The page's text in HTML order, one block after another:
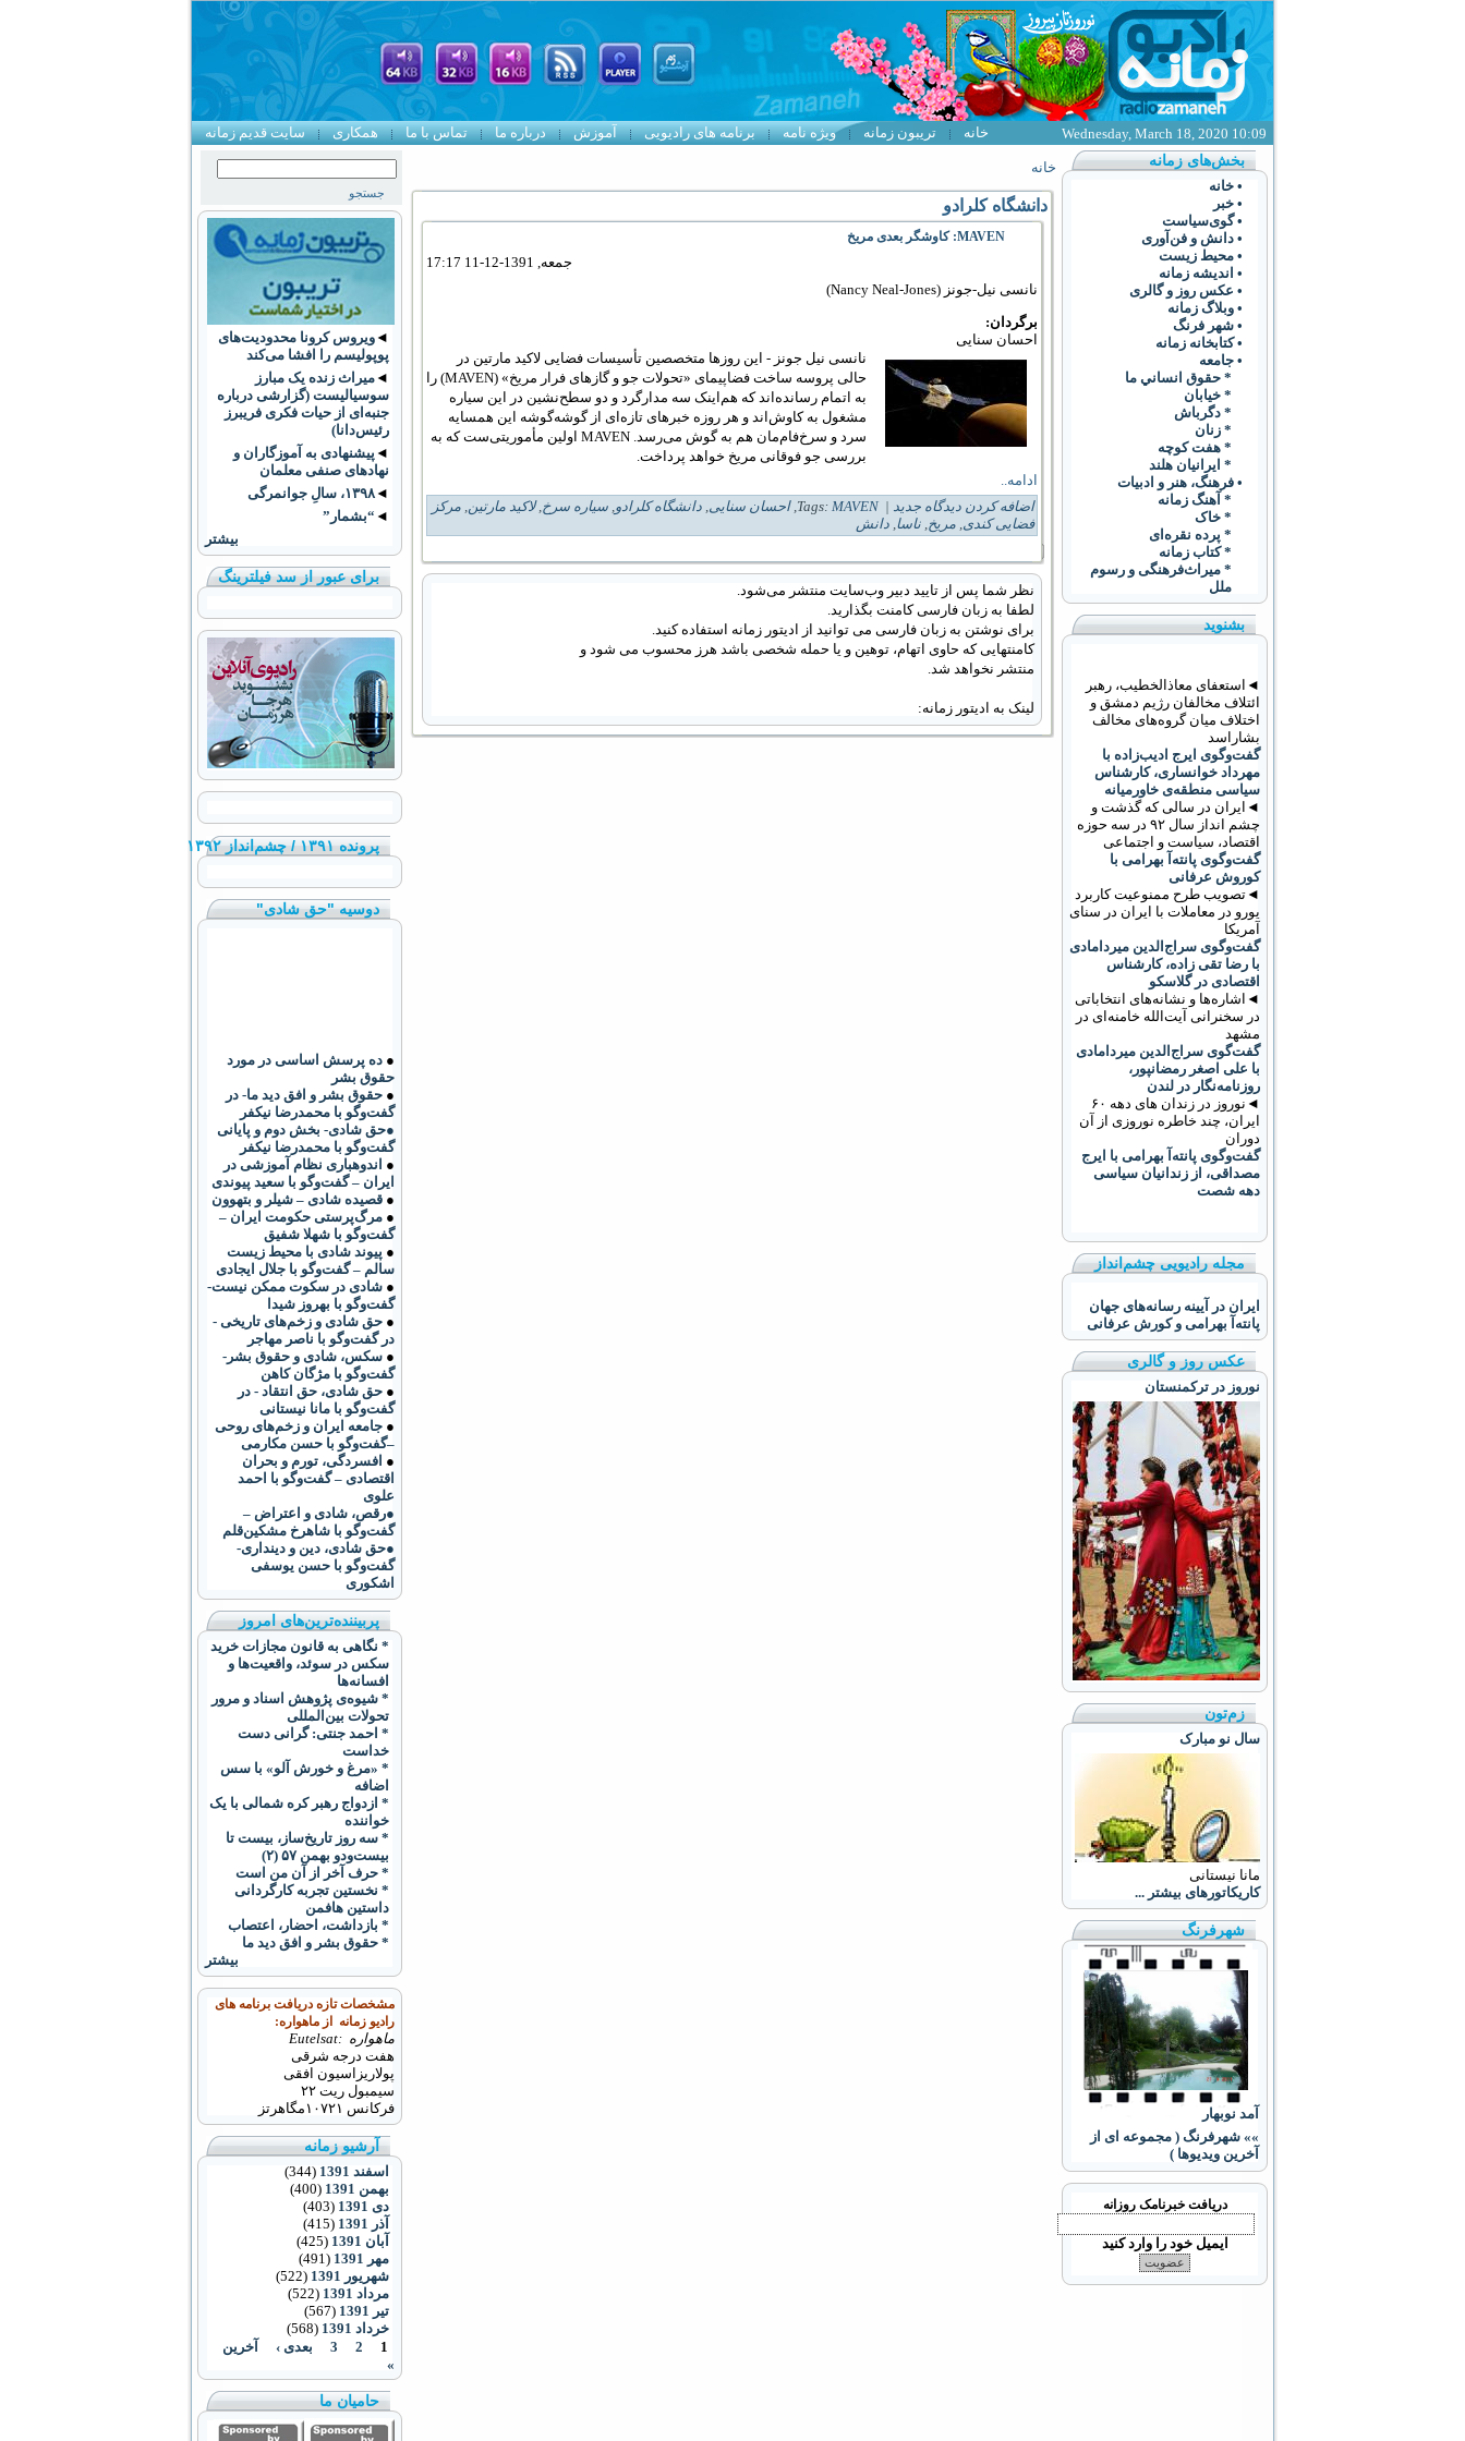
سایت قدیم زمانه همکاری تماس با ما درباره ما آموزش برنامه های رادیویی ویژه نامه تریبون زمانه خانه
بخش‌های زمانه
• خانه
• خبر
• گوی‌سياست
• دانش و فن‌آوری
• محیط زیست
• انديشه زمانه
• عکس روز و گالری
• وبلاگ زمانه
• شهر فرنگ
• کتابخانه زمانه
• جامعه
* حقوق انساني ما
* خيابان
* دگرباش
* زنان
* هفت کوچه
* ايرانيان هلند
• فرهنگ،‌ هنر و ادبيات
* آهنگ زمانه
* خاک
* پرده نقره‌ای
* کتاب زمانه
* ميراث‌فرهنگی و رسوم
ملل
بشنوید
◄استعفای معاذالخطیب، رهبر
ائتلاف مخالفان رژیم دمشق و
اختلاف میان گروه‌های مخالف
بشاراسد
گفت‌وگوی ایرج ادیب‌زاده با
مهرداد خوانساری، کارشناس
سیاسی منطقه‌ی خاورمیانه
◄ایران در سالی که گذشت و
چشم انداز سال ۹۲ در سه حوزه
اقتصاد، سیاست و اجتماعی
گفت‌وگوی پانته‌آ بهرامی با
کوروش عرفانی
◄تصویب طرح ممنوعیت کاربرد
يورو در معاملات با ايران در سنای
آمریکا
گفت‌وگوی سراج‌الدین میردامادی
با رضا تقی زاده، کارشناس
اقتصادی در گلاسکو
◄اشاره‌ها و نشانه‌های انتخاباتی
در سخنرانی آیت‌الله خامنه‌ای در
مشهد
گفت‌گوی سراج‌الدین میردامادی
با علی اصغر رمضانپور،
روزنامه‌نگار در لندن
◄نوروز در زندان های دهه ۶۰
ایران، چند خاطره نوروزی از آن
دوران
گفت‌وگوی پانته‌آ بهرامی با ایرج
مصداقی، از زندانیان سیاسی
دهه شصت
مجله رادیویی چشم‌انداز
ایران در آیینه رسانه‌های جهان
پانته‌آ بهرامی و کورش عرفانی
عکس روز و گالری
نوروز در ترکمنستان
زم‌تون
سال نو مبارک
مانا نیستانی
کاریکاتورهای بیشتر ...
شهرفرنگ
آمد نوبهار
»» شهرفرنگ ( مجموعه ای از
آخرین ویدیوها )
Wednesday, March 18, 2020 10:09
دریافت خبرنامک روزانه
ایمیل خود را وارد کنید
خانه
دانشگاه کلرادو
MAVEN: کاوشگر بعدی مریخ
جمعه, 1391-12-11 17:17
نانسی نیل‌-جونز (Nancy Neal-Jones)
برگردان:
احسان سنایی
نانسی نیل‌ جونز - این روزها متخصصین تأسیسات فضایی لاکید مارتین در
حالی پروسه ساخت فضاپیمای «تحولات جو و گازهای فرار مریخ» (MAVEN) را
به اتمام رسانده‌اند که هم‌اینک سه مدارگرد و دو سطح‌نشین در این سیاره
مشغول به کاوش‌اند و هر روزه خبرهای تازه‌ای از گوشه‌گوشه این همسایه
سرد و سرخ‌فام‌مان هم به گوش می‌رسد. MAVEN اولین مأموریتی‌ست که به
بررسی جو فوقانی مریخ خواهد پرداخت.
ادامه..
اضافه کردن دیدگاه جدید | Tags:
MAVEN
,احسان سنایی, دانشگاه کلرادو, سیاره سرخ,لاکید مارتین, مرکز
فضایی کندی, مریخ, ناسا, دانش
نظر شما پس از تایید دبیر وب‌سایت منتشر می‌شود.
لطفا به زبان فارسی کامنت بگذارید.
برای نوشتن به زبان فارسی می توانید از ادیتور زمانه استفاده کنید.
کامنتهایی که حاوی اتهام، توهین و یا حمله شخصی باشد هرز محسوب می شود و
منتشر نخواهد شد.
لینک به ادیتور زمانه:
◄ ویروس کرونا محدودیت‌های
پوپولیسم را افشا می‌کند
◄ میراث زنده یک مبارز
سوسیالیست (گزارشی درباره
جنبه‌ای از حیات فکری فریبرز
رئیس‌دانا)
◄ پیشنهادی به آموزگاران و
نهادهای صنفی معلمان
◄۱۳۹۸، سالِ جوانمرگی
◄ “بشمار”
بیشتر
برای عبور از سد فیلترینگ
پرونده ۱۳۹۱ / چشم‌انداز ۱۳۹۲
دوسیه "حق شادی"
● ده پرسش اساسی در مورد
حقوق بشر
● حقوق بشر و افق دید ما- در
گفت‌وگو با محمدرضا نیکفر
●حق شادی- بخش دوم و پایانی
گفت‌وگو با محمدرضا نیکفر
● اندوهباری نظام آموزشی در
ایران – گفت‌وگو با سعید پیوندی
● قصیده شادی – شیلر و بتهوون
● مرگ‌پرستی حکومت ایران –
گفت‌وگو با شهلا شفیق
● پیوند شادی با محیط زیست
سالم – گفت‌وگو با جلال ایجادی
● شادی در سکوت ممکن نیست-
گفت‌وگو با بهروز شیدا
● حق شادی و زخم‌های تاریخی -
در گفت‌وگو با ناصر مهاجر
● سکس، شادی و حقوق بشر-
گفت‌وگو با مژگان کاهن
● حق شادی، حق انتقاد - در
گفت‌وگو با مانا نیستانی
● جامعه ایران و زخم‌های روحی
–گفت‌وگو با حسن مکارمی
● افسردگی، تورم و بحران
اقتصادی – گفت‌وگو با احمد
علوی
●رقص، شادی و اعتراض –
گفت‌و‌گو با شاهرخ مشکین‌قلم
●حق شادی، دین و دینداری-
گفت‌وگو با حسن یوسفی
اشکوری
پربیننده‌ترین‌های امروز
* نگاهی به قانون مجازات خرید
سکس در سوئد، واقعیت‌ها و
افسانه‌ها
* شیوه‌ی پژوهش اسناد و مرور
تحولات بین‌المللی
* احمد جنتی: گرانی دست
خداست
* «مرغ و خورش آلو» با سس
اضافه
* ازدواج رهبر کره شمالی با يک
خواننده
* سه روز تاریخ‌ساز، بیست تا
بیست‌ودو بهمن ۵۷ (۲)
* حرف آخر از آن من است
* نخستین تجربه کارگردانی
داستین هافمن
* بازداشت، احضار، اعتصاب
* حقوق بشر و افق دید ما
بیشتر
مشخصات تازه دریافت برنامه های
رادیو زمانه از ماهواره:
ماهواره :Eutelsat
هفت درجه شرقی
پولاریزاسیون افقی
سیمبول ریت ۲۲
فرکانس ۱۰۷۲۱ مگاهرتز
آرشیو زمانه
اسفند 1391
(344)
بهمن 1391
(400)
دی 1391
(403)
آذر 1391
(415)
آبان 1391
(425)
مهر 1391
(491)
شهریور 1391
(522)
مرداد 1391
(522)
تیر 1391
(567)
خرداد 1391
(568)
1
2
3 بعدی ›
آخرین
»
حامیان ما